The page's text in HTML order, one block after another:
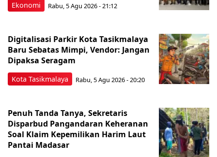
Ekonomi Rabu, 5 Agu 2026 - 21:12
Kota Tasikmalaya
Digitalisasi Parkir Kota Tasikmalaya
Baru Sebatas Mimpi, Vendor: Jangan
Dipaksa Seragam
Rabu, 5 Agu 2026 - 20:20
Penuh Tanda Tanya, Sekretaris
Disparbud Pangandaran Keheranan
Soal Klaim Kepemilikan Harim Laut
Pantai Madasar